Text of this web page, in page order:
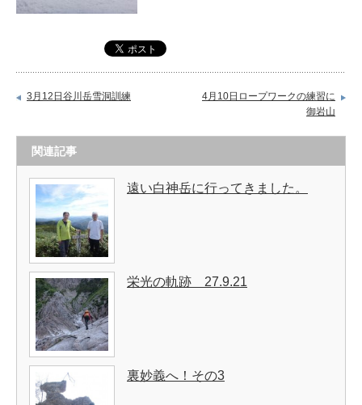
3月12日谷川岳雪洞訓練
4月10日ロープワークの練習に
御岩山
関連記事
遠い白神岳に行ってきました。
栄光の軌跡 27.9.21
裏妙義へ！その3